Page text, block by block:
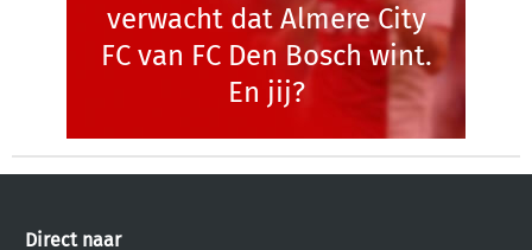
verwacht dat Almere City
FC van FC Den Bosch wint.
En jij?
Direct naar